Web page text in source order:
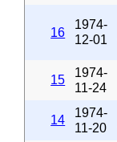
16
1974-
12-01
15
1974-
11-24
14
1974-
11-20